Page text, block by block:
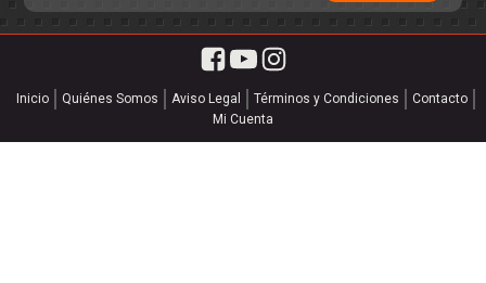
Inicio Quiénes Somos Aviso Legal Términos y Condiciones
Contacto
Mi Cuenta